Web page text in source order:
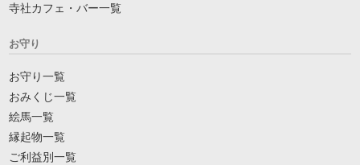
寺社カフェ・バー一覧
お守り
お守り一覧
おみくじ一覧
絵馬一覧
縁起物一覧
ご利益別一覧